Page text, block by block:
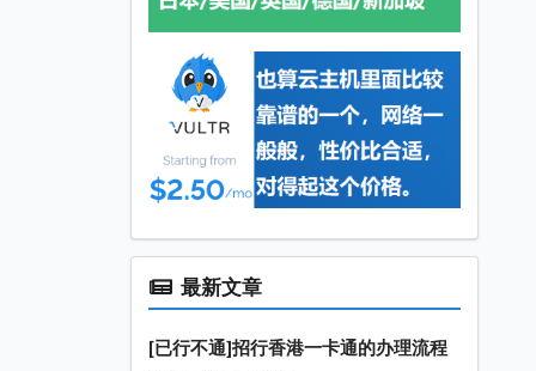
最新文章
[已行不通]招行香港一卡通的办理流程